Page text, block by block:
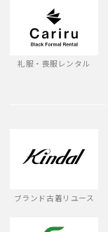
礼服・喪服レンタル
ブランド古着リユース